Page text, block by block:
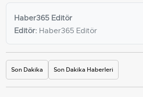
Haber365 Editör
Editör: Haber365 Editör
Son Dakika Son Dakika Haberleri